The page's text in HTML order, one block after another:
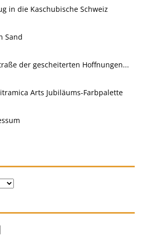
in die Kaschubische Schweiz
Sand
der gescheiterten Hoffnungen...
Arts Jubiläums-Farbpalette